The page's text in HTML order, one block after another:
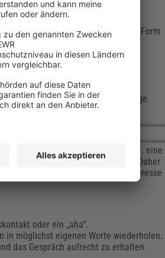
einrichten).
erinnert (etwa beim Waschen in Form
zur Biografiearbeit in der Pflege
. Die zuhörende Person (z. B. eine
ein Pflegebedürftiger) berichtet. Daher
zu vermitteln, zuzuhören und Interesse
oder ein „aha“.
in möglichst eigenen Worte wiederholen.
das Gespräch aufrecht zu erhalten.